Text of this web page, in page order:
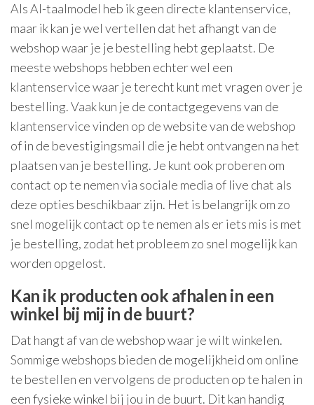
Als AI-taalmodel heb ik geen directe klantenservice,
maar ik kan je wel vertellen dat het afhangt van de
webshop waar je je bestelling hebt geplaatst. De
meeste webshops hebben echter wel een
klantenservice waar je terecht kunt met vragen over je
bestelling. Vaak kun je de contactgegevens van de
klantenservice vinden op de website van de webshop
of in de bevestigingsmail die je hebt ontvangen na het
plaatsen van je bestelling. Je kunt ook proberen om
contact op te nemen via sociale media of live chat als
deze opties beschikbaar zijn. Het is belangrijk om zo
snel mogelijk contact op te nemen als er iets mis is met
je bestelling, zodat het probleem zo snel mogelijk kan
worden opgelost.
Kan ik producten ook afhalen in een
winkel bij mij in de buurt?
Dat hangt af van de webshop waar je wilt winkelen.
Sommige webshops bieden de mogelijkheid om online
te bestellen en vervolgens de producten op te halen in
een fysieke winkel bij jou in de buurt. Dit kan handig